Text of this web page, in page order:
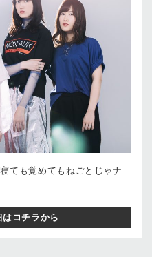
ても覚めてもねごとじゃナ
コチラから